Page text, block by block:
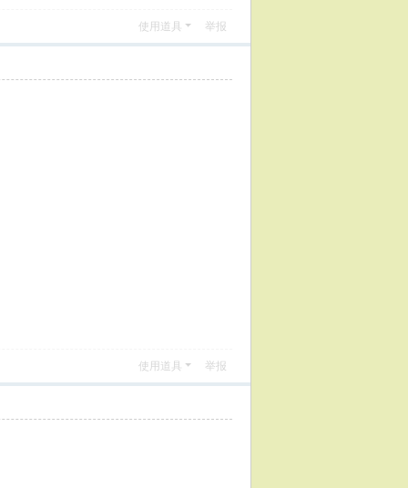
使用道具 举报
使用道具 举报